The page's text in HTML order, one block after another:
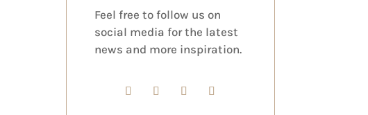
Feel free to follow us on
social media for the latest
news and more inspiration.